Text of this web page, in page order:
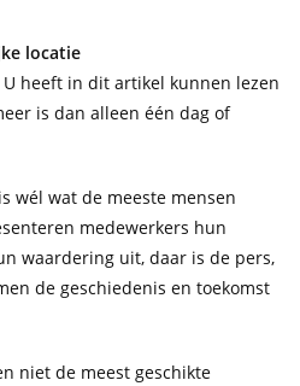
locatie
heeft in dit artikel kunnen lezen
is dan alleen één dag of
wél wat de meeste mensen
medewerkers hun
waardering uit, daar is de pers,
de geschiedenis en toekomst
niet de meest geschikte